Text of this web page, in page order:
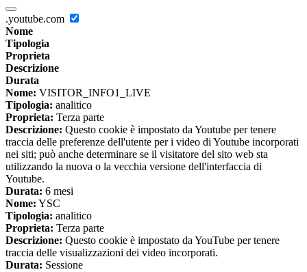
.youtube.com
Nome
Tipologia
Proprieta
Descrizione
Durata
Nome: VISITOR_INFO1_LIVE
Tipologia: analitico
Proprieta: Terza parte
Descrizione: Questo cookie è impostato da Youtube per tenere
traccia delle preferenze dell'utente per i video di Youtube incorporati
nei siti; può anche determinare se il visitatore del sito web sta
utilizzando la nuova o la vecchia versione dell'interfaccia di
Youtube.
Durata: 6 mesi
Nome: YSC
Tipologia: analitico
Proprieta: Terza parte
Descrizione: Questo cookie è impostato da YouTube per tenere
traccia delle visualizzazioni dei video incorporati.
Durata: Sessione